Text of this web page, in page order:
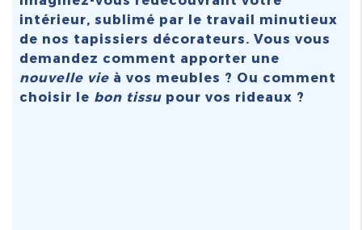
intérieur, sublimé par le travail minutieux
de nos tapissiers décorateurs. Vous vous
demandez comment apporter une
nouvelle vieà vos meubles ? Ou comment
choisir le bon tissupour vos rideaux ?